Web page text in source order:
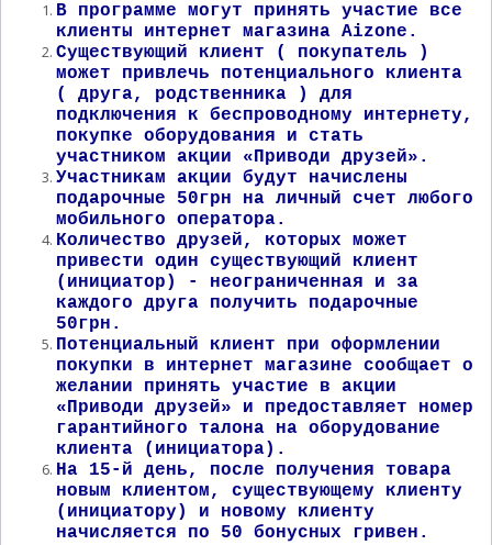
В программе могут принять участие все
клиенты интернет магазина Aizone.
Существующий клиент ( покупатель )
может привлечь потенциального клиента
( друга, родственника ) для
подключения к беспроводному интернету,
покупке оборудования и стать
участником акции «Приводи друзей».
Участникам акции будут начислены
подарочные 50грн на личный счет любого
мобильного оператора.
Количество друзей, которых может
привести один существующий клиент
(инициатор) - неограниченная и за
каждого друга получить подарочные
50грн.
Потенциальный клиент при оформлении
покупки в интернет магазине сообщает о
желании принять участие в акции
«Приводи друзей» и предоставляет номер
гарантийного талона на оборудование
клиента (инициатора).
На 15-й день, после получения товара
новым клиентом, существующему клиенту
(инициатору) и новому клиенту
начисляется по 50 бонусных гривен.